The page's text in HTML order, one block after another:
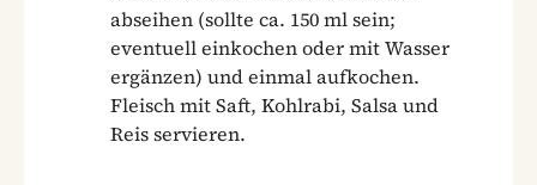
abseihen (sollte ca. 150 ml sein;
eventuell einkochen oder mit Wasser
ergänzen) und einmal aufkochen.
Fleisch mit Saft, Kohlrabi, Salsa und
Reis servieren.